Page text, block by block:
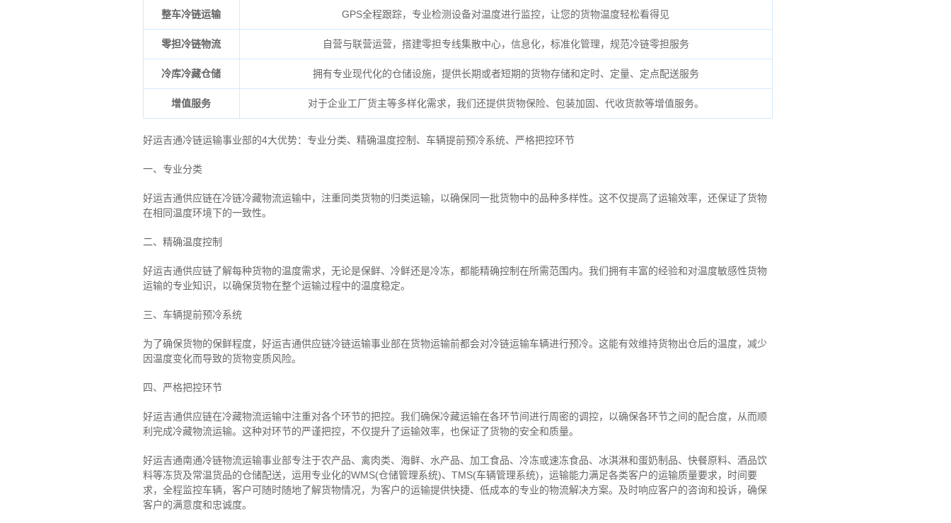
整车冷链运输 GPS全程跟踪，专业检测设备对温度进行监控，让您的货物温度轻松看得见
零担冷链物流 自营与联营运营，搭建零担专线集散中心，信息化，标准化管理，规范冷链零担服务
冷库冷藏仓储 拥有专业现代化的仓储设施，提供长期或者短期的货物存储和定时、定量、定点配送服务
增值服务 对于企业工厂货主等多样化需求，我们还提供货物保险、包装加固、代收货款等增值服务。
好运吉通冷链运输事业部的4大优势： 专业分类、 精确温度控制、 车辆提前预冷系统、 严格把控环节
一、专业分类
好运吉通供应链在冷链冷藏物流运输中，注重同类货物的归类运输，以确保同一批货物中的品种多样性。这不仅提高了运输效率，还保证了货物
在相同温度环境下的一致性。
二、 精确温度控制
好运吉通供应链了解每种货物的温度需求，无论是保鲜、冷鲜还是冷冻，都能精确控制在所需范围内。我们拥有丰富的经验和对温度敏感性货物
运输的专业知识，以确保货物在整个运输过程中的温度稳定。
三、车辆提前预冷系统
为了确保货物的保鲜程度，好运吉通供应链冷链运输事业部在货物运输前都会对冷链运输车辆进行预冷。这能有效维持货物出仓后的温度，减少
因温度变化而导致的货物变质风险。
四、严格把控环节
好运吉通供应链在冷藏物流运输中注重对各个环节的把控。我们确保冷藏运输在各环节间进行周密的调控，以确保各环节之间的配合度，从而顺
利完成冷藏物流运输。这种对环节的严谨把控，不仅提升了运输效率，也保证了货物的安全和质量。
好运吉通南通冷链物流运输事业部专注于农产品、禽肉类、海鲜、水产品、加工食品、冷冻或速冻食品、冰淇淋和蛋奶制品、快餐原料、酒品饮
料等冻货及常温货品的仓储配送，运用专业化的WMS(仓储管理系统)、TMS(车辆管理系统)，运输能力满足各类客户的运输质量要求，时间要
求，全程监控车辆，客户可随时随地了解货物情况，为客户的运输提供快捷、低成本的专业的物流解决方案。及时响应客户的咨询和投诉，确保
客户的满意度和忠诚度。